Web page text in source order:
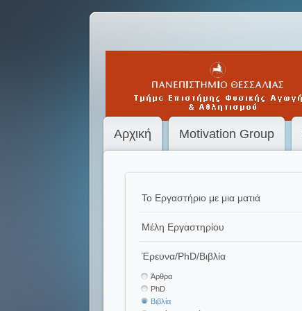
Αρχική Motivation Group
Το Εργαστήριο με μια ματιά
Μέλη Εργαστηρίου
Έρευνα/PhD/Βιβλία
Άρθρα
PhD
Βιβλία